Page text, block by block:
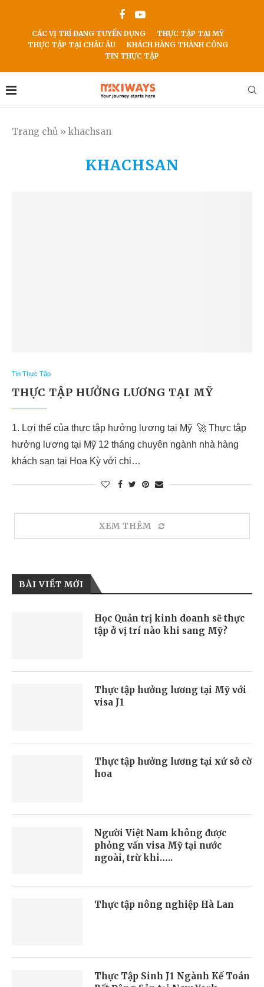
CÁC VỊ TRÍ ĐANG TUYỂN DỤNG
THỰC TẬP TẠI MỸ
THỰC TẬP TẠI CHÂU ÂU
KHÁCH HÀNG THÀNH CÔNG
TIN THỰC TẬP
Trang chủ » khachsan
KHACHSAN
Tin Thực Tập
THỰC TẬP HƯỞNG LƯƠNG TẠI MỸ
1. Lợi thế của thực tập hưởng lương tại Mỹ 🚀 Thực tập
hưởng lương tại Mỹ 12 tháng chuyên ngành nhà hàng
khách sạn tại Hoa Kỳ với chi…
XEM THÊM
BÀI VIẾT MỚI
Học Quản trị kinh doanh sẽ thực
tập ở vị trí nào khi sang Mỹ?
Thực tập hưởng lương tại Mỹ với
visa J1
Thực tập hưởng lương tại xứ sở cờ
hoa
Người Việt Nam không được
phỏng vấn visa Mỹ tại nước
ngoài, trừ khi…..
Thực tập nông nghiệp Hà Lan
Thực Tập Sinh J1 Ngành Kế Toán